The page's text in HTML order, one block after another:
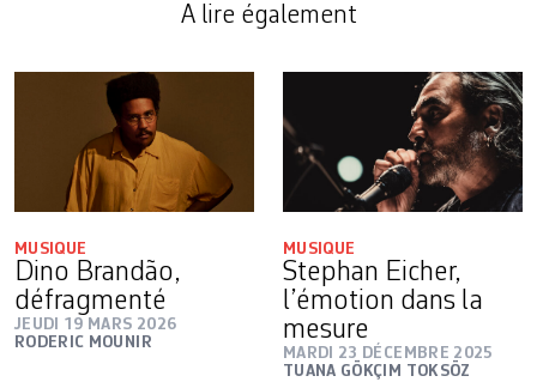
A lire également
MUSIQUE
Dino Brandão,
défragmenté
JEUDI 19 MARS 2026
RODERIC MOUNIR
MUSIQUE
Stephan Eicher,
l’émotion dans la
mesure
MARDI 23 DÉCEMBRE 2025
TUANA GÖKÇIM TOKSÖZ